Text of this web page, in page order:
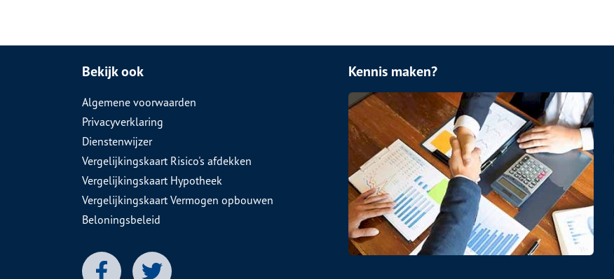
Bekijk ook
Algemene voorwaarden
Privacyverklaring
Dienstenwijzer
Vergelijkingskaart Risico's afdekken
Vergelijkingskaart Hypotheek
Vergelijkingskaart Vermogen opbouwen
Beloningsbeleid
Kennis maken?